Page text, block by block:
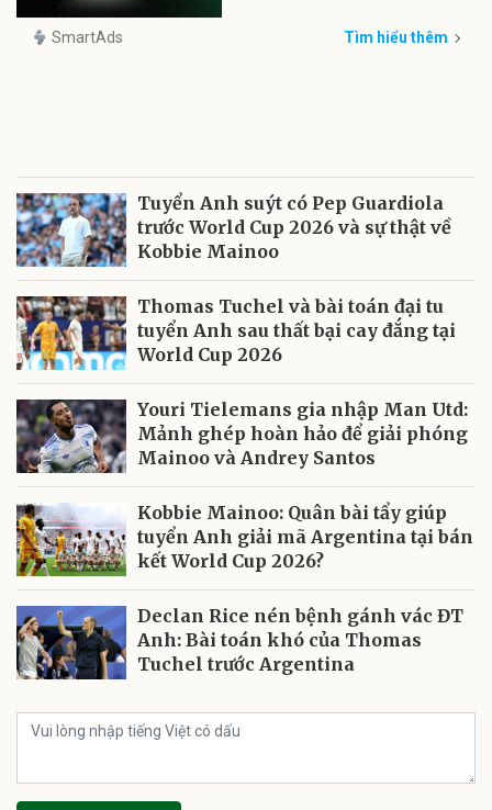
SmartAds Tìm hiểu thêm
Tuyển Anh suýt có Pep Guardiola
trước World Cup 2026 và sự thật về
Kobbie Mainoo
Thomas Tuchel và bài toán đại tu
tuyển Anh sau thất bại cay đắng tại
World Cup 2026
Youri Tielemans gia nhập Man Utd:
Mảnh ghép hoàn hảo để giải phóng
Mainoo và Andrey Santos
Kobbie Mainoo: Quân bài tẩy giúp
tuyển Anh giải mã Argentina tại bán
kết World Cup 2026?
Declan Rice nén bệnh gánh vác ĐT
Anh: Bài toán khó của Thomas
Tuchel trước Argentina